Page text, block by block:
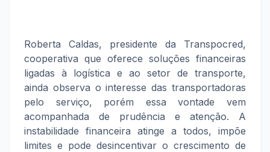
Roberta Caldas, presidente da Transpocred,
cooperativa que oferece soluções financeiras
ligadas à logística e ao setor de transporte,
ainda observa o interesse das transportadoras
pelo serviço, porém essa vontade vem
acompanhada de prudência e atenção. A
instabilidade financeira atinge a todos, impõe
limites e pode desincentivar o crescimento de